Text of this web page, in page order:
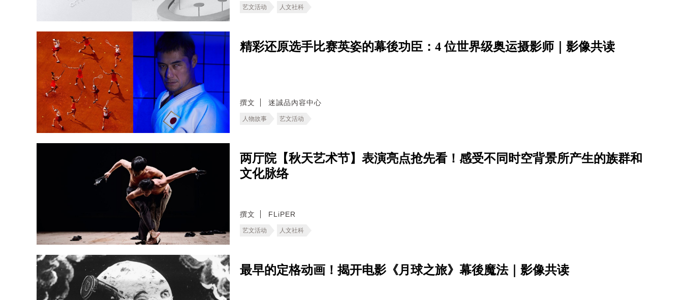
艺文活动 人文社科
精彩还原选手比赛英姿的幕後功臣：4 位世界级奥运摄影师｜影像共读
撰文 迷誠品內容中心
人物故事 艺文活动
两厅院【秋天艺术节】表演亮点抢先看！感受不同时空背景所产生的族群和
文化脉络
撰文 FLiPER
艺文活动 人文社科
最早的定格动画！揭开电影《月球之旅》幕後魔法｜影像共读